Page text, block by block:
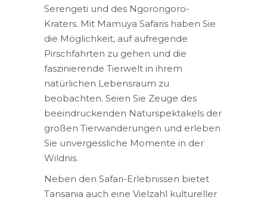
Serengeti und des Ngorongoro-
Kraters. Mit Mamuya Safaris haben Sie
die Möglichkeit, auf aufregende
Pirschfahrten zu gehen und die
faszinierende Tierwelt in ihrem
natürlichen Lebensraum zu
beobachten. Seien Sie Zeuge des
beeindruckenden Naturspektakels der
großen Tierwanderungen und erleben
Sie unvergessliche Momente in der
Wildnis.
Neben den Safari-Erlebnissen bietet
Tansania auch eine Vielzahl kultureller